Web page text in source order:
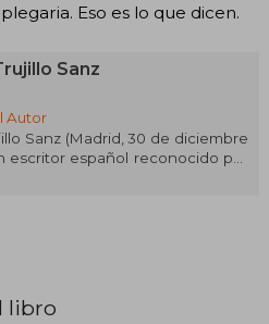
Eso es lo que dicen.
Sanz
Autor
Sanz (Madrid, 30 de diciembre
escritor español reconocido por
ficción, literatura fantástica,
La prisión de Black Rock y
libro